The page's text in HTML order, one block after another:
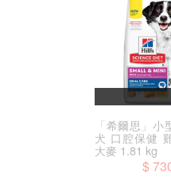
「希爾思」小
犬 口腔保健
大麥 1.81 kg
$